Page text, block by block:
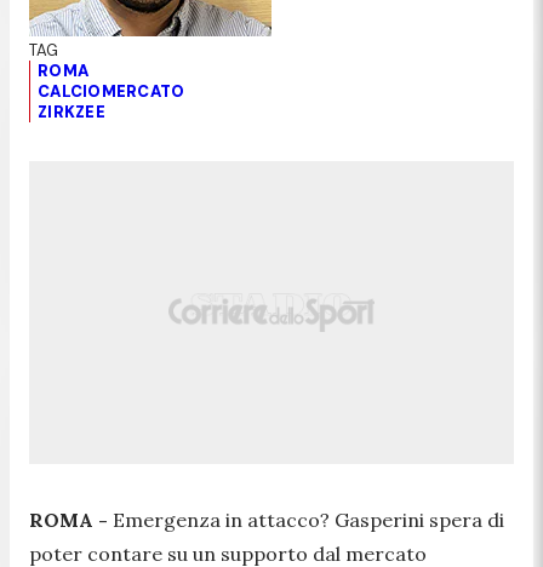
ROMA
CALCIOMERCATO
ZIRKZEE
ROMA - Emergenza in attacco? Gasperini spera di
poter contare su un supporto dal mercato